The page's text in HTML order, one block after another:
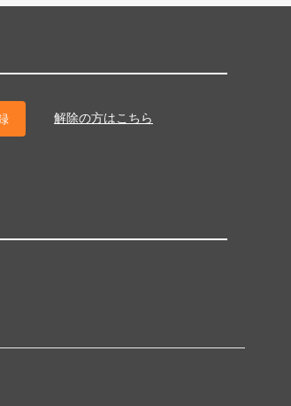
解除の方はこちら